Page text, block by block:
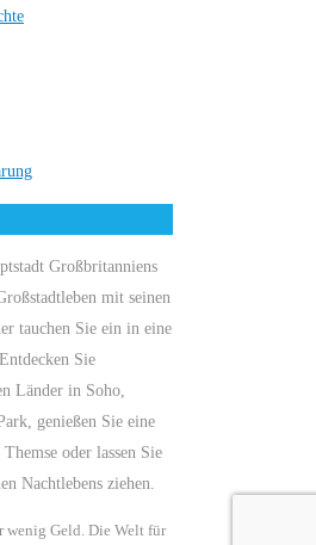
Großbritanniens
mit seinen
tauchen Sie ein in eine
Sie
Länder in Soho,
genießen Sie eine
oder lassen Sie
Nachtlebens ziehen.
Geld. Die Welt für